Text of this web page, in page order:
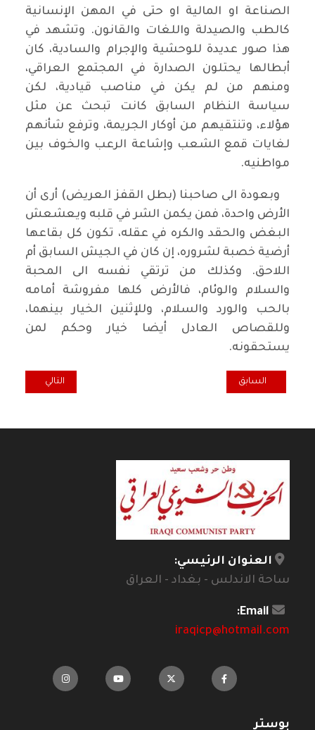
الصناعة او المالية او حتى في المهن الإنسانية
كالطب والصيدلة واللغات والقانون. وتشهد في
هذا صور عديدة للوحشية والإجرام والسادية، كان
أبطالها يحتلون الصدارة في المجتمع العراقي،
ومنهم من لم يكن في مناصب قيادية، لكن
سياسة النظام السابق كانت تبحث عن مثل
هؤلاء، وتنتقيهم من أوكار الجريمة، وترفع شأنهم
لغايات قمع الشعب وإشاعة الرعب والخوف بين
مواطنيه.
وبعودة الى صاحبنا (بطل القفز العريض) أرى أن
الأرض واحدة، فمن يكمن الشر في قلبه ويعشعش
البغض والحقد والكره في عقله، تكون كل بقاعها
أرضية خصبة لشروره، إن كان في الجيش السابق أم
اللاحق. وكذلك من ترتقي نفسه الى المحبة
والسلام والوئام، فالأرض كلها مفروشة أمامه
بالحب والورد والسلام، وللإثنين الخيار بينهما،
وللقصاص العادل أيضا خيار وحكم لمن
يستحقونه.
المقال السابق: تجارب واعدة في مسار الانتقال نحو الطاقة المتجددة
السابق المقال التالي:
التالي
العنوان الرئيسي:
ساحة الاندلس - بغداد - العراق
Email:
iraqicp@hotmail.com
بوستر